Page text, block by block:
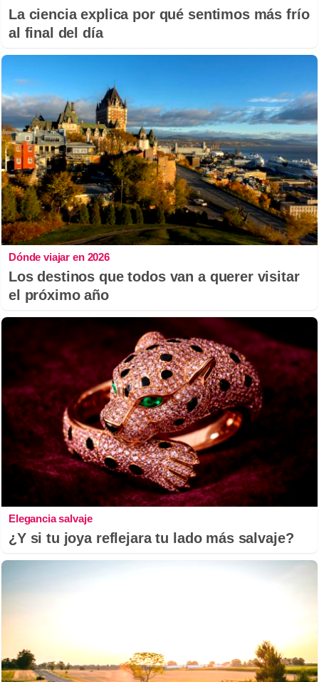
La ciencia explica por qué sentimos más frío
al final del día
Dónde viajar en 2026
Los destinos que todos van a querer visitar
el próximo año
Elegancia salvaje
¿Y si tu joya reflejara tu lado más salvaje?